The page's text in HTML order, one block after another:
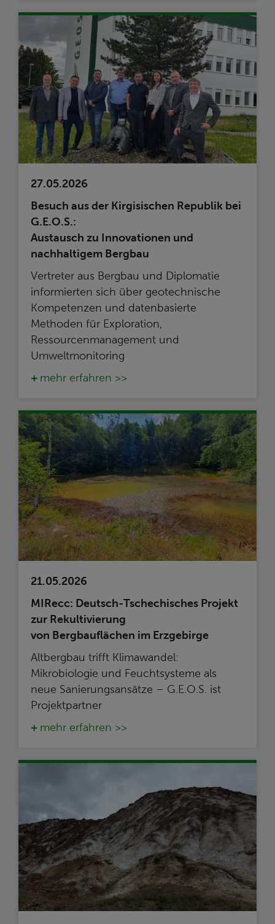
27.05.2026
Besuch aus der Kirgisischen Republik bei
G.E.O.S.:
Austausch zu Innovationen und
nachhaltigem Bergbau
Vertreter aus Bergbau und Diplomatie
informierten sich über geotechnische
Kompetenzen und datenbasierte
Methoden für Exploration,
Ressourcenmanagement und
Umweltmonitoring
mehr erfahren >>
21.05.2026
MIRecc: Deutsch-Tschechisches Projekt
zur Rekultivierung
von Bergbauflächen im Erzgebirge
Altbergbau trifft Klimawandel:
Mikrobiologie und Feuchtsysteme als
neue Sanierungsansätze – G.E.O.S. ist
Projektpartner
mehr erfahren >>